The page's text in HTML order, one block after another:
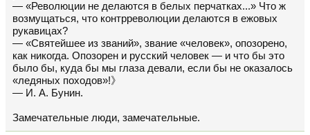
— «Революции не делаются в белых перчатках...» Что ж
возмущаться, что контрреволюции делаются в ежовых
рукавицах?
— «Святейшее из званий», звание «человек», опозорено,
как никогда. Опозорен и русский человек — и что бы это
было бы, куда бы мы глаза девали, если бы не оказалось
«ледяных походов»!》
— И. А. Бунин.
Замечательные люди, замечательные.